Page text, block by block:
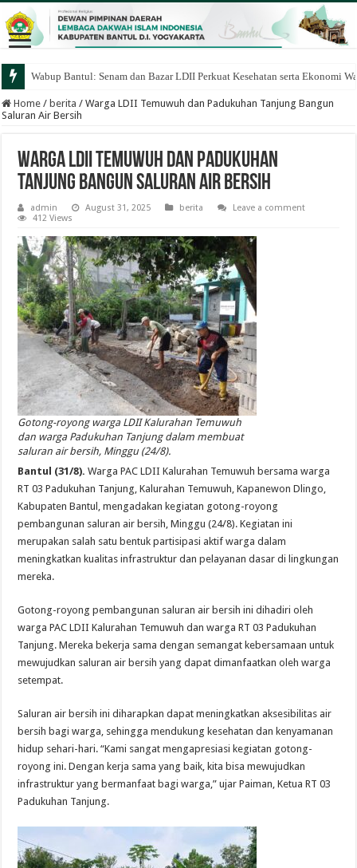
Wabup Bantul: Senam dan Bazar LDII Perkuat Kesehatan serta Ekonomi
Home / berita / Warga LDII Temuwuh dan Padukuhan Tanjung Bangun
Saluran Air Bersih
Warga LDII Temuwuh dan Padukuhan
Tanjung Bangun Saluran Air Bersih
admin August 31, 2025 berita
Leave a comment
412 Views
Gotong-royong warga LDII Kalurahan Temuwuh
dan warga Padukuhan Tanjung dalam membuat
saluran air bersih, Minggu (24/8).
Bantul (31/8). Warga PAC LDII Kalurahan Temuwuh bersama warga
RT 03 Padukuhan Tanjung, Kalurahan Temuwuh, Kapanewon Dlingo,
Kabupaten Bantul, mengadakan kegiatan gotong-royong
pembangunan saluran air bersih, Minggu (24/8). Kegiatan ini
merupakan salah satu bentuk partisipasi aktif warga dalam
meningkatkan kualitas infrastruktur dan pelayanan dasar di lingkungan
mereka.
Gotong-royong pembangunan saluran air bersih ini dihadiri oleh
warga PAC LDII Kalurahan Temuwuh dan warga RT 03 Padukuhan
Tanjung. Mereka bekerja sama dengan semangat kebersamaan untuk
mewujudkan saluran air bersih yang dapat dimanfaatkan oleh warga
setempat.
Saluran air bersih ini diharapkan dapat meningkatkan aksesibilitas air
bersih bagi warga, sehingga mendukung kesehatan dan kenyamanan
hidup sehari-hari. “Kami sangat mengapresiasi kegiatan gotong-
royong ini. Dengan kerja sama yang baik, kita bisa mewujudkan
infrastruktur yang bermanfaat bagi warga,” ujar Paiman, Ketua RT 03
Padukuhan Tanjung.